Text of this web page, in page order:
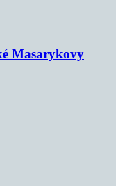
Masarykovy